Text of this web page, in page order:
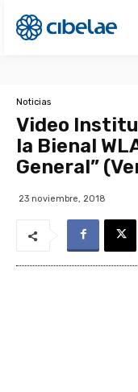
Noticias
Video
la Bienal
General”
23 noviembre, 2018